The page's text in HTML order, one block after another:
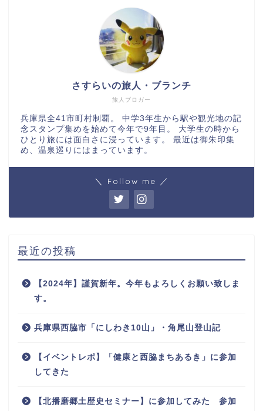
旅人ブロガー
さすらいの旅人・ブランチ
兵庫県全41市町村制覇。 中学3年生から駅や観光地の記
念スタンプ集めを始めて今年で9年目。 大学生の時から
ひとり旅には面白さに浸っています。 最近は御朱印集
め、温泉巡りにはまっています。
＼ Follow me ／
最近の投稿
【2024年】謹賀新年。今年もよろしくお願い致しま
す。
兵庫県西脇市「にしわき10山」・角尾山登山記
【イベントレポ】「健康と西脇まちあるき」に参加
してきた
【北播磨郷土歴史セミナー】に参加してみた 参加